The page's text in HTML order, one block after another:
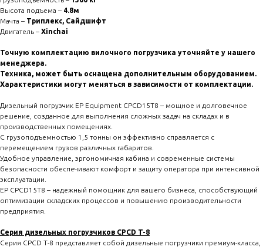
Высота подъема – 4.8м
Мачта – Триплекс, Сайдшифт
Двигатель – Xinchai
Точную комплектацию вилочного погрузчика уточняйте у нашего
менеджера.
Техника, может быть оснащена дополнительным оборудованием.
Характеристики могут меняться в зависимости от комплектации.
Дизельный погрузчик EP Equipment CPCD15T8 – мощное и долговечное
решение, созданное для выполнения сложных задач на складах и в
производственных помещениях.
С грузоподъемностью 1,5 тонны он эффективно справляется с
перемещением грузов различных габаритов.
Удобное управление, эргономичная кабина и современные системы
безопасности обеспечивают комфорт и защиту оператора при интенсивной
эксплуатации.
EP CPCD15T8 – надежный помощник для вашего бизнеса, способствующий
оптимизации складских процессов и повышению производительности
предприятия.
Серия дизельных погрузчиков CPCD T-8
Серия CPCD T-8 представляет собой дизельные погрузчики премиум-класса,